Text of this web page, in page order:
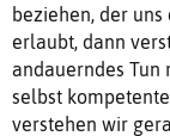
beziehen, der
erlaubt, dann
andauerndes Tun
selbst
verstehen wir